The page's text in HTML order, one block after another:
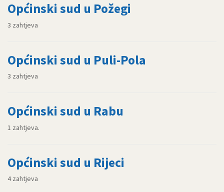
Općinski sud u Požegi
3 zahtjeva
Općinski sud u Puli-Pola
3 zahtjeva
Općinski sud u Rabu
1 zahtjeva.
Općinski sud u Rijeci
4 zahtjeva